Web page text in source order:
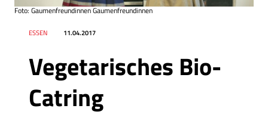
Vegetarisches Bio-
Catring
Datum 11.04.2017
RessortESSEN
Foto: Gaumenfreundinnen Gaumenfreundinnen